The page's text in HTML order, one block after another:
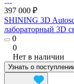
397 000 ₽
SHINING 3D
лабораторный 3D
0
0
Нет в наличии
Узнать о